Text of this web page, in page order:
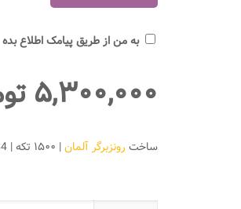
به من از طریق پیامک اطلاع بده
۵,۳۰۰,۰۰۰
ساخت رونزبرگر آلمان| ۱۵۰۰ تکه | ۶۰x84 سانتی متر